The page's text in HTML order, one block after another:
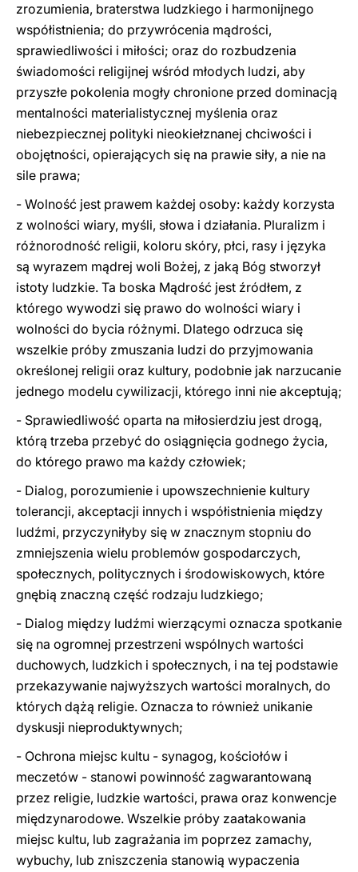
zrozumienia, braterstwa ludzkiego i harmonijnego
współistnienia; do przywrócenia mądrości,
sprawiedliwości i miłości; oraz do rozbudzenia
świadomości religijnej wśród młodych ludzi, aby
przyszłe pokolenia mogły chronione przed dominacją
mentalności materialistycznej myślenia oraz
niebezpiecznej polityki nieokiełznanej chciwości i
obojętności, opierających się na prawie siły, a nie na
sile prawa;
- Wolność jest prawem każdej osoby: każdy korzysta
z wolności wiary, myśli, słowa i działania. Pluralizm i
różnorodność religii, koloru skóry, płci, rasy i języka
są wyrazem mądrej woli Bożej, z jaką Bóg stworzył
istoty ludzkie. Ta boska Mądrość jest źródłem, z
którego wywodzi się prawo do wolności wiary i
wolności do bycia różnymi. Dlatego odrzuca się
wszelkie próby zmuszania ludzi do przyjmowania
określonej religii oraz kultury, podobnie jak narzucanie
jednego modelu cywilizacji, którego inni nie akceptują;
- Sprawiedliwość oparta na miłosierdziu jest drogą,
którą trzeba przebyć do osiągnięcia godnego życia,
do którego prawo ma każdy człowiek;
- Dialog, porozumienie i upowszechnienie kultury
tolerancji, akceptacji innych i współistnienia między
ludźmi, przyczyniłyby się w znacznym stopniu do
zmniejszenia wielu problemów gospodarczych,
społecznych, politycznych i środowiskowych, które
gnębią znaczną część rodzaju ludzkiego;
- Dialog między ludźmi wierzącymi oznacza spotkanie
się na ogromnej przestrzeni wspólnych wartości
duchowych, ludzkich i społecznych, i na tej podstawie
przekazywanie najwyższych wartości moralnych, do
których dążą religie. Oznacza to również unikanie
dyskusji nieproduktywnych;
- Ochrona miejsc kultu - synagog, kościołów i
meczetów - stanowi powinność zagwarantowaną
przez religie, ludzkie wartości, prawa oraz konwencje
międzynarodowe. Wszelkie próby zaatakowania
miejsc kultu, lub zagrażania im poprzez zamachy,
wybuchy, lub zniszczenia stanowią wypaczenia